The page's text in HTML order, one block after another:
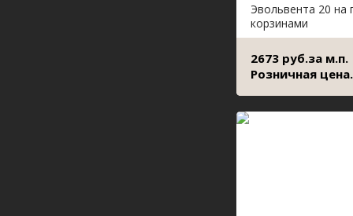
Эвольвента 20 на
корзинами
2673 руб.за м.п.
Розничная цена.